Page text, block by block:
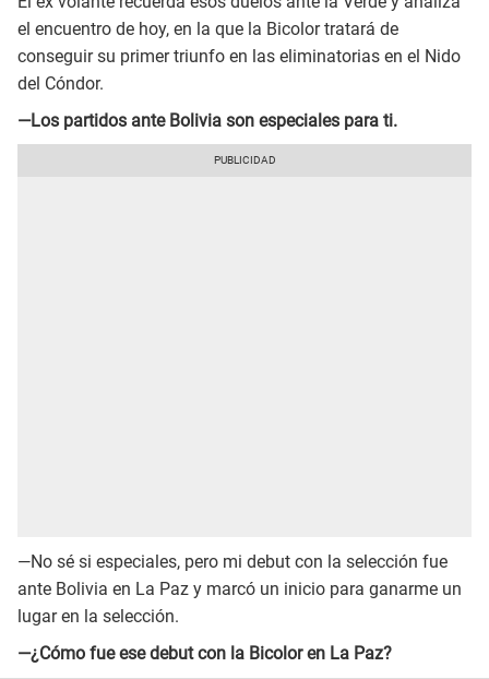
el encuentro de hoy, en la que la Bicolor tratará de
conseguir su primer triunfo en las eliminatorias en el Nido
del Cóndor.
—Los partidos ante Bolivia son especiales para ti.
—No sé si especiales, pero mi debut con la selección fue
ante Bolivia en La Paz y marcó un inicio para ganarme un
lugar en la selección.
—¿Cómo fue ese debut con la Bicolor en La Paz?